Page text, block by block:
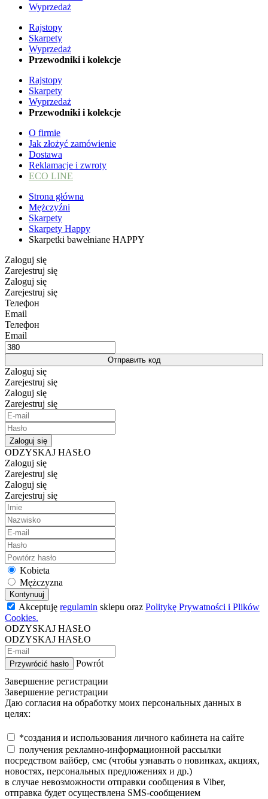
Wyprzedaż
Rajstopy
Skarpety
Wyprzedaż
Przewodniki i kolekcje
Rajstopy
Skarpety
Wyprzedaż
Przewodniki i kolekcje
O firmie
Jak złożyć zamówienie
Dostawa
Reklamacje i zwroty
ECO LINE
Strona główna
Mężczyźni
Skarpety
Skarpety Happy
Skarpetki bawełniane HAPPY
Zaloguj się
Zarejestruj się
Zaloguj się
Zarejestruj się
Телефон
Email
Телефон
Email
Отправить код
Zaloguj się
Zarejestruj się
Zaloguj się
Zarejestruj się
Zaloguj się
ODZYSKAJ HASŁO
Zaloguj się
Zarejestruj się
Zaloguj się
Zarejestruj się
Kobieta
Mężczyzna
Kontynuuj
Akceptuję regulamin sklepu oraz Politykę Prywatności i Plików
Cookies.
ODZYSKAJ HASŁO
ODZYSKAJ HASŁO
Przywrócić hasło
Powrót
Завершение регистрации
Завершение регистрации
Даю согласия на обработку моих персональных данных в
целях:
*создания и использования личного кабинета на сайте
получения рекламно-информационной рассылки
посредством вайбер, смс (чтобы узнавать о новинках, акциях,
новостях, персональных предложениях и др.)
в случае невозможности отправки сообщения в Viber,
отправка будет осуществлена SMS-сообщением